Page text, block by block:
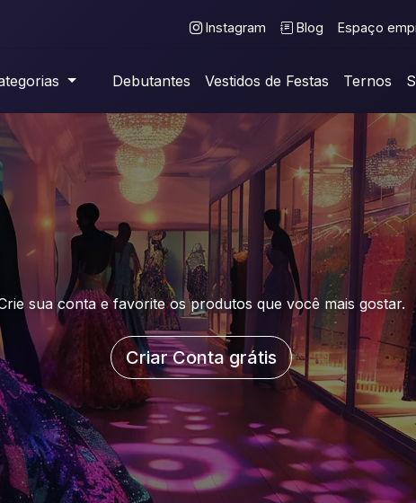
Instagram Blog Espaço
Debutantes Vestidos de Festas Ternos
sua conta e favorite os produtos que você mais gostar.
Criar Conta grátis